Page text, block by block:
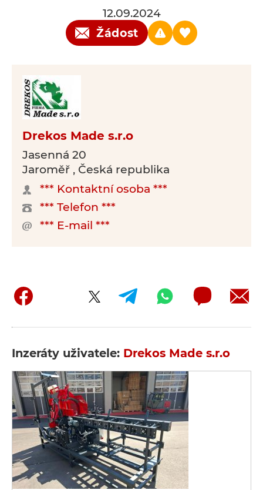
12.09.2024
Žádost
Drekos Made s.r.o
Jasenná 20
Jaroměř , Česká republika
*** Kontaktní osoba ***
*** Telefon ***
*** E-mail ***
Inzeráty uživatele: Drekos Made s.r.o